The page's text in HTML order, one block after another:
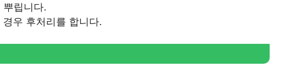
뿌립니다.
우 후처리를 합니다.